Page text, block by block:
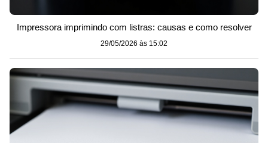
Impressora imprimindo com listras: causas e como resolver
29/05/2026 às 15:02